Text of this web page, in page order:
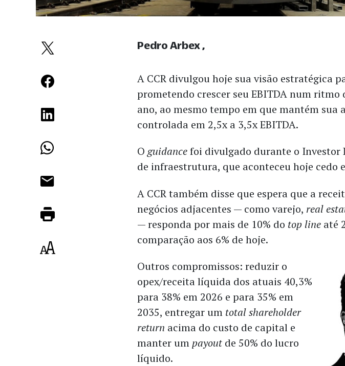
A CCR divulgou hoje sua visão estratégica
prometendo crescer seu EBITDA num ritmo
ano, ao mesmo tempo em que mantém sua
controlada em 2,5x a 3,5x EBITDA.
Oguidancefoi divulgado durante o Investor
de infraestrutura, que aconteceu hoje cedo
A CCR também disse que espera que a
negócios adjacentes — como varejo, real
— responda por mais de 10% do top line até
comparação aos 6% de hoje.
Outros compromissos: reduzir o
opex/receita líquida dos atuais 40,3%
para 38% em 2026 e para 35% em
2035, entregar um total shareholder
return acima do custo de capital e
manter um payout de 50% do lucro
líquido.
Pedro Arbex